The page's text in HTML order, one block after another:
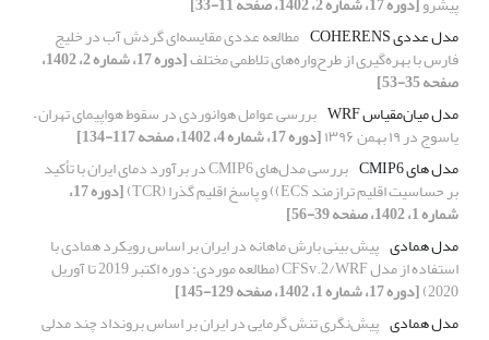
مدل عددی COHERENS
مطالعه عددی مقایسه‌ای گردش آب در خلیج
فارس با بهره‌گیری از طرح‌واره‌های تلاطمی مختلف [دوره 17، شماره 2، 1402،
صفحه 35-53]
مدل میان‌مقیاس WRF
بررسی عوامل هوانوردی در سقوط هواپیمای تهران –
یاسوج در ۱۹ بهمن ۱۳۹۶
[دوره 17، شماره 4، 1402، صفحه 117-134]
مدل های CMIP6
بررسی مدل‌های CMIP6 در برآورد دمای ایران با تأکید
بر حساسیت اقلیم ترازمند ECS)) و پاسخ اقلیم گذرا (TCR) [دوره 17،
شماره 1، 1402، صفحه 39-56]
مدل همادی
پیش‎ بینی بارش ماهانه در ایران بر اساس رویکرد همادی با
استفاده از مدل CFSv.2/WRF (مطالعه موردی: دوره اکتبر 2019 تا آوریل
2020) [دوره 17، شماره 1، 1402، صفحه 129-145]
مدل همادی پیش‌نگری تنش گرمایی در ایران بر اساس برونداد چند مدلی